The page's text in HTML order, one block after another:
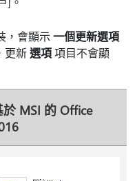
，會顯示 一個更新選項
更新選項項目不會顯
於 MSI 的 Office